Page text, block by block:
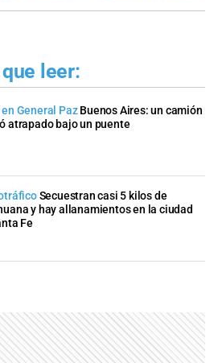
leer:
General Paz Buenos Aires: un camión
atrapado bajo un puente
Secuestran casi 5 kilos de
y hay allanamientos en la ciudad
Fe